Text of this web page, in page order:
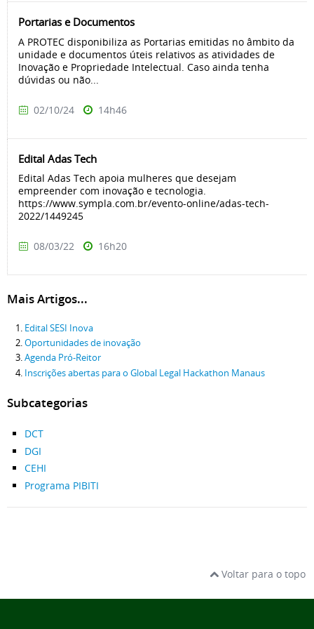
Portarias e Documentos
A PROTEC disponibiliza as Portarias emitidas no âmbito da
unidade e documentos úteis relativos as atividades de
Inovação e Propriedade Intelectual. Caso ainda tenha
dúvidas ou não...
02/10/24 14h46
Edital Adas Tech
Edital Adas Tech apoia mulheres que desejam
empreender com inovação e tecnologia.
https://www.sympla.com.br/evento-online/adas-tech-
2022/1449245
08/03/22 16h20
Mais Artigos...
Edital SESI Inova
Oportunidades de inovação
Agenda Pró-Reitor
Inscrições abertas para o Global Legal Hackathon Manaus
Subcategorias
DCT
DGI
CEHI
Programa PIBITI
Voltar para o topo